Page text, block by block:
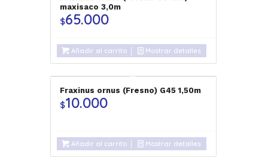
maxisaco 3,0m
$65.000
Añadir al carrito Mostrar detalles
Fraxinus ornus (Fresno) G45 1,50m
$10.000
Añadir al carrito Mostrar detalles